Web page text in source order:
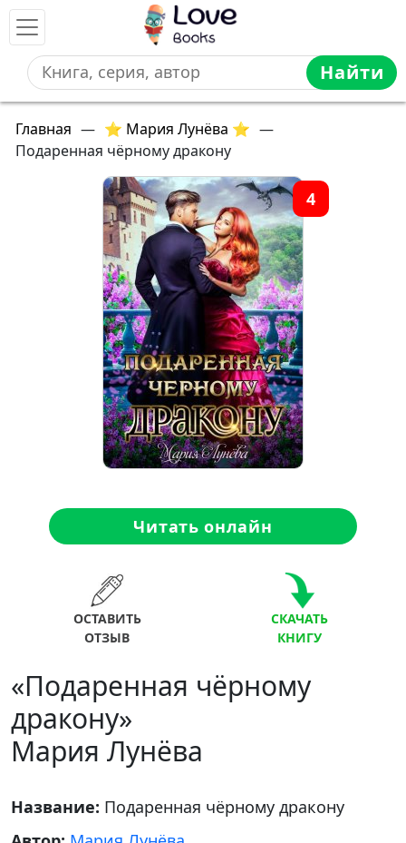
Найти
Главная — ⭐ Мария Лунёва ⭐ —
Подаренная чёрному дракону
4
Читать онлайн
ОСТАВИТЬ
ОТЗЫВ
СКАЧАТЬ
КНИГУ
«Подаренная чёрному
дракону»
Мария Лунёва
Название: Подаренная чёрному дракону